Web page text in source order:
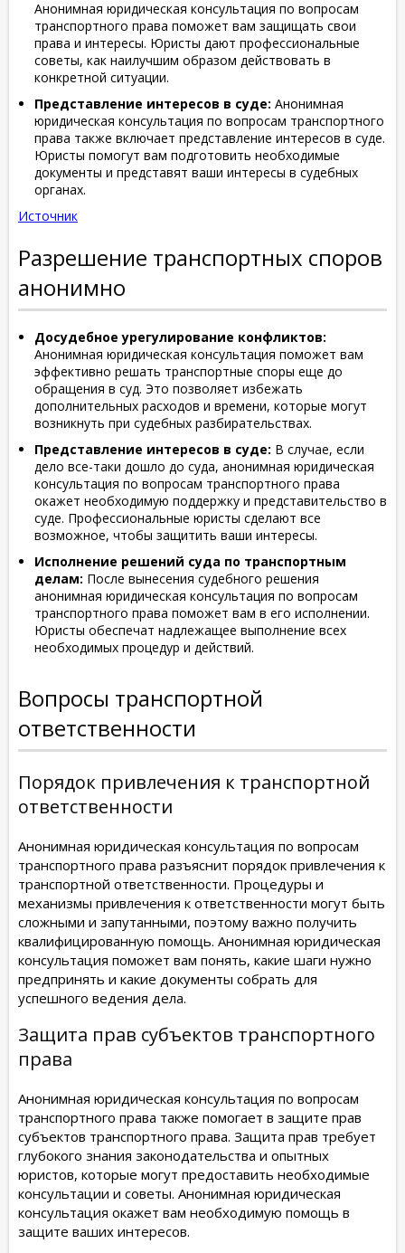
Анонимная юридическая консультация по вопросам
транспортного права поможет вам защищать свои
права и интересы. Юристы дают профессиональные
советы, как наилучшим образом действовать в
конкретной ситуации.
Представление интересов в суде: Анонимная
юридическая консультация по вопросам транспортного
права также включает представление интересов в суде.
Юристы помогут вам подготовить необходимые
документы и представят ваши интересы в судебных
органах.
Источник
Разрешение транспортных споров
анонимно
Досудебное урегулирование конфликтов:
Анонимная юридическая консультация поможет вам
эффективно решать транспортные споры еще до
обращения в суд. Это позволяет избежать
дополнительных расходов и времени, которые могут
возникнуть при судебных разбирательствах.
Представление интересов в суде: В случае, если
дело все-таки дошло до суда, анонимная юридическая
консультация по вопросам транспортного права
окажет необходимую поддержку и представительство в
суде. Профессиональные юристы сделают все
возможное, чтобы защитить ваши интересы.
Исполнение решений суда по транспортным
делам: После вынесения судебного решения
анонимная юридическая консультация по вопросам
транспортного права поможет вам в его исполнении.
Юристы обеспечат надлежащее выполнение всех
необходимых процедур и действий.
Вопросы транспортной
ответственности
Порядок привлечения к транспортной
ответственности
Анонимная юридическая консультация по вопросам
транспортного права разъяснит порядок привлечения к
транспортной ответственности. Процедуры и
механизмы привлечения к ответственности могут быть
сложными и запутанными, поэтому важно получить
квалифицированную помощь. Анонимная юридическая
консультация поможет вам понять, какие шаги нужно
предпринять и какие документы собрать для
успешного ведения дела.
Защита прав субъектов транспортного
права
Анонимная юридическая консультация по вопросам
транспортного права также помогает в защите прав
субъектов транспортного права. Защита прав требует
глубокого знания законодательства и опытных
юристов, которые могут предоставить необходимые
консультации и советы. Анонимная юридическая
консультация окажет вам необходимую помощь в
защите ваших интересов.